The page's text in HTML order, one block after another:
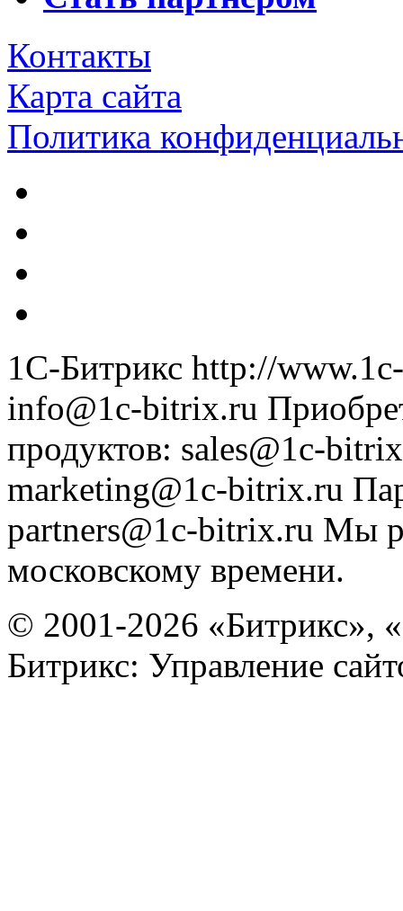
Контакты
Карта сайта
Политика
1С-Битрикс http://
info@1c-bitrix.ru
продуктов: sales@1c-
marketing@1c-bitrix.ru
partners@1c-bitrix.ru Мы
московскому времени.
© 2001-2026 «Битрикс»,
Битрикс: Управление